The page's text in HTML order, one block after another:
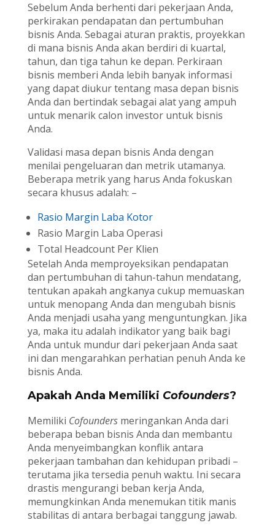
Sebelum Anda berhenti dari pekerjaan Anda,
perkirakan pendapatan dan pertumbuhan
bisnis Anda. Sebagai aturan praktis, proyekkan
di mana bisnis Anda akan berdiri di kuartal,
tahun, dan tiga tahun ke depan. Perkiraan
bisnis memberi Anda lebih banyak informasi
yang dapat diukur tentang masa depan bisnis
Anda dan bertindak sebagai alat yang ampuh
untuk menarik calon investor untuk bisnis
Anda.
Validasi masa depan bisnis Anda dengan
menilai pengeluaran dan metrik utamanya.
Beberapa metrik yang harus Anda fokuskan
secara khusus adalah: –
Rasio Margin Laba Kotor
Rasio Margin Laba Operasi
Total Headcount Per Klien
Setelah Anda memproyeksikan pendapatan
dan pertumbuhan di tahun-tahun mendatang,
tentukan apakah angkanya cukup memuaskan
untuk menopang Anda dan mengubah bisnis
Anda menjadi usaha yang menguntungkan. Jika
ya, maka itu adalah indikator yang baik bagi
Anda untuk mundur dari pekerjaan Anda saat
ini dan mengarahkan perhatian penuh Anda ke
bisnis Anda.
Apakah Anda Memiliki Cofounders?
Memiliki Cofoundersmeringankan Anda dari
beberapa beban bisnis Anda dan membantu
Anda menyeimbangkan konflik antara
pekerjaan tambahan dan kehidupan pribadi –
terutama jika tersedia penuh waktu. Ini secara
drastis mengurangi beban kerja Anda,
memungkinkan Anda menemukan titik manis
stabilitas di antara berbagai tanggung jawab.